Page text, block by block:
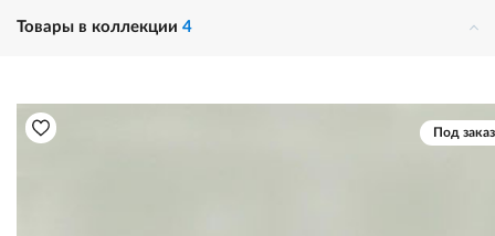
Товары в коллекции 4
Под заказ